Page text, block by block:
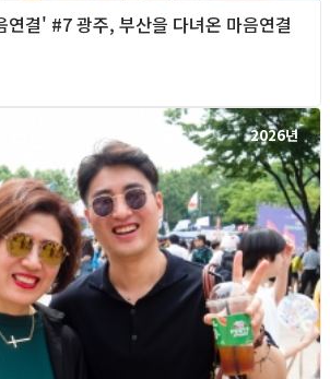
결' #7 광주, 부산을 다녀온 마음연결
2026년